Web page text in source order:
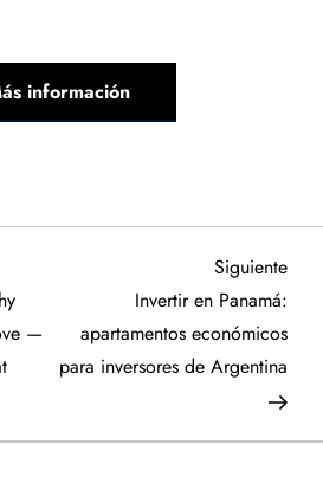
información
—
Siguiente
Invertir en Panamá:
apartamentos económicos
para inversores de Argentina